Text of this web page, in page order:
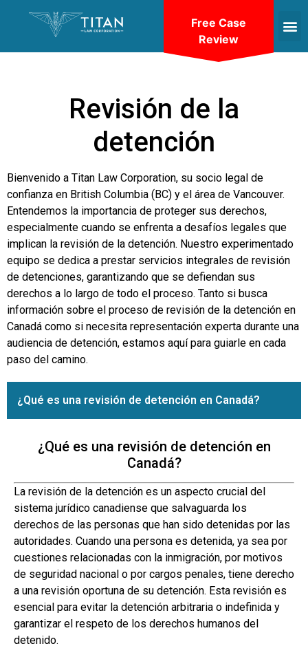
Revisión de la
detención
Bienvenido a Titan Law Corporation, su socio legal de
confianza en British Columbia (BC) y el área de Vancouver.
Entendemos la importancia de proteger sus derechos,
especialmente cuando se enfrenta a desafíos legales que
implican la revisión de la detención. Nuestro experimentado
equipo se dedica a prestar servicios integrales de revisión
de detenciones, garantizando que se defiendan sus
derechos a lo largo de todo el proceso. Tanto si busca
información sobre el proceso de revisión de la detención en
Canadá como si necesita representación experta durante una
audiencia de detención, estamos aquí para guiarle en cada
paso del camino.
¿Qué es una revisión de detención en Canadá?
¿Qué es una revisión de detención en
Canadá?
La revisión de la detención es un aspecto crucial del
sistema jurídico canadiense que salvaguarda los
derechos de las personas que han sido detenidas por las
autoridades. Cuando una persona es detenida, ya sea por
cuestiones relacionadas con la inmigración, por motivos
de seguridad nacional o por cargos penales, tiene derecho
a una revisión oportuna de su detención. Esta revisión es
esencial para evitar la detención arbitraria o indefinida y
garantizar el respeto de los derechos humanos del
detenido.
Free Case
Review